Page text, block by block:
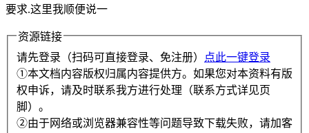
要求.这里我顺便说一
资源链接
请先登录（扫码可直接登录、免注册）
点此一键登录
①本文档内容版权归属内容提供方。如果您对本资料有版
权申诉，请及时联系我方进行处理（联系方式详见页
脚）。
②由于网络或浏览器兼容性等问题导致下载失败，请加客